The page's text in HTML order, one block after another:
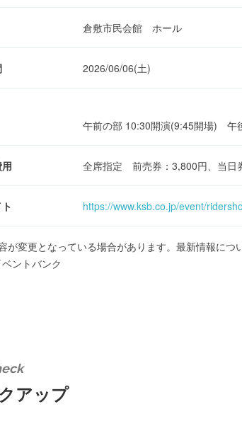
倉敷市民会館 ホール
2026/06/06(土)
午前の部 10:30開演(9:45開場) 午
全席指定 前売券：3,800円、当日
https://www.ksb.co.jp/event/
が変更となっている場合があります。最新情報につ
ントバンク
アップ